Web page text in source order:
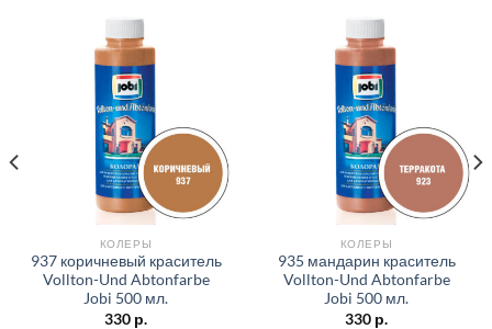
КОЛЕРЫ
937 коричневый краситель
Vollton-Und Abtonfarbe
Jobi 500 мл.
330 р.
КОЛЕРЫ
935 мандарин краситель
Vollton-Und Abtonfarbe
Jobi 500 мл.
330 р.